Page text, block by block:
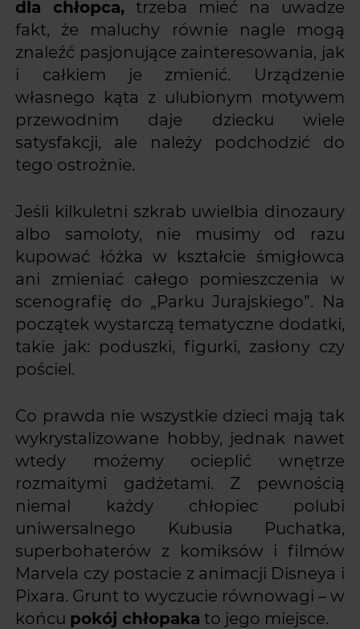
dla chłopca, trzeba mieć na uwadze
fakt, że maluchy równie nagle mogą
znaleźć pasjonujące zainteresowania, jak
i całkiem je zmienić. Urządzenie
własnego kąta z ulubionym motywem
przewodnim daje dziecku wiele
satysfakcji, ale należy podchodzić do
tego ostrożnie.
Jeśli kilkuletni szkrab uwielbia dinozaury
albo samoloty, nie musimy od razu
kupować łóżka w kształcie śmigłowca
ani zmieniać całego pomieszczenia w
scenografię do „Parku Jurajskiego”. Na
początek wystarczą tematyczne dodatki,
takie jak: poduszki, figurki, zasłony czy
pościel.
Co prawda nie wszystkie dzieci mają tak
wykrystalizowane hobby, jednak nawet
wtedy możemy ocieplić wnętrze
rozmaitymi gadżetami. Z pewnością
niemal każdy chłopiec polubi
uniwersalnego Kubusia Puchatka,
superbohaterów z komiksów i filmów
Marvela czy postacie z animacji Disneya i
Pixara. Grunt to wyczucie równowagi – w
końcu pokój chłopaka to jego miejsce.